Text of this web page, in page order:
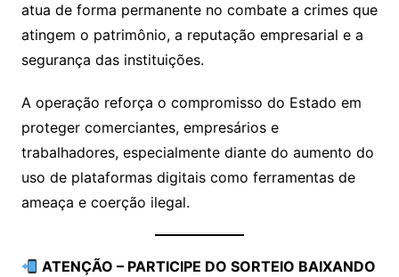
atua de forma permanente no combate a crimes que
atingem o patrimônio, a reputação empresarial e a
segurança das instituições.
A operação reforça o compromisso do Estado em
proteger comerciantes, empresários e
trabalhadores, especialmente diante do aumento do
uso de plataformas digitais como ferramentas de
ameaça e coerção ilegal.
ATENÇÃO – PARTICIPE DO SORTEIO BAIXANDO